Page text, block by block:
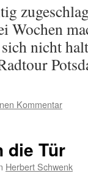
Wochen
nicht
Kommentar
die Tür
Herbert Schwenk